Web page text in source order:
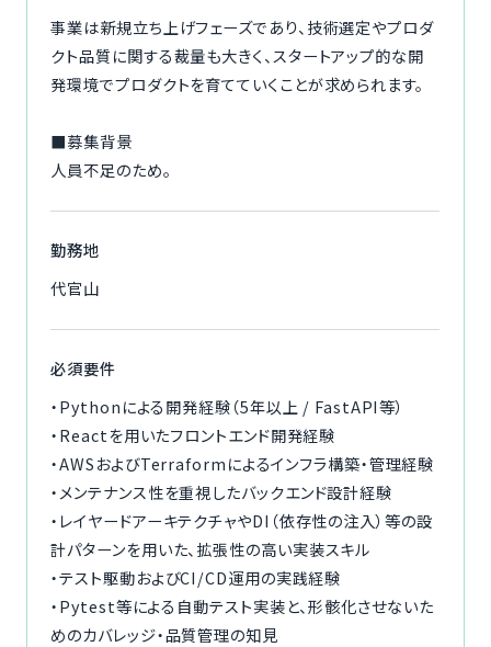
今すぐ無料で登録 ログイン
事業は新規立ち上げフェーズであり、技術選定やプロダ
クト品質に関する裁量も大きく、スタートアップ的な開
発環境でプロダクトを育てていくことが求められます。
■募集背景
人員不足のため。
勤務地
代官山
必須要件
・Pythonによる開発経験（5年以上 / FastAPI等）
・Reactを用いたフロントエンド開発経験
・AWSおよびTerraformによるインフラ構築・管理経験
・メンテナンス性を重視したバックエンド設計経験
・レイヤードアーキテクチャやDI（依存性の注入）等の設
計パターンを用いた、拡張性の高い実装スキル
・テスト駆動およびCI/CD運用の実践経験
・Pytest等による自動テスト実装と、形骸化させないた
めのカバレッジ・品質管理の知見